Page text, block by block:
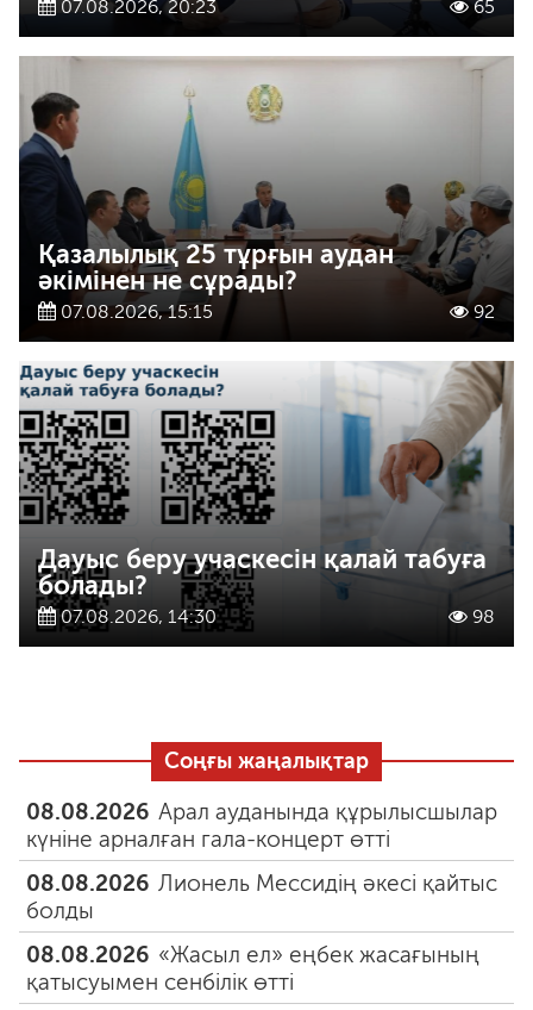
07.08.2026, 20:23 65
Қазалылық 25 тұрғын аудан
әкімінен не сұрады?
07.08.2026, 15:15 92
Дауыс беру учаскесін қалай табуға
болады?
07.08.2026, 14:30 98
Соңғы жаңалықтар
08.08.2026 Арал ауданында құрылысшылар
күніне арналған гала-концерт өтті
08.08.2026 Лионель Мессидің әкесі қайтыс
болды
08.08.2026 «Жасыл ел» еңбек жасағының
қатысуымен сенбілік өтті